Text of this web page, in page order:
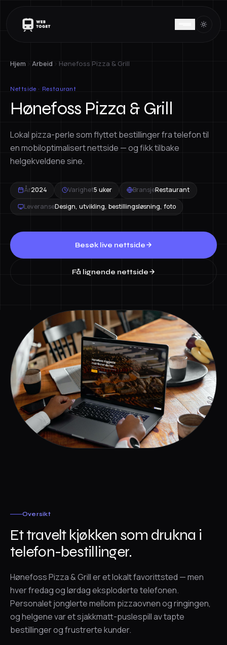
Hjem Arbeid Hønefoss Pizza & Grill
Nettside · Restaurant
Hønefoss Pizza & Grill
Lokal pizza-perle som flyttet bestillinger fra telefon til
en mobiloptimalisert nettside — og fikk tilbake
helgekveldene sine.
År2024 Varighet5 uker BransjeRestaurant
LeveranseDesign, utvikling, bestillingsløsning, foto
Besøk live nettside
Få lignende nettside
Oversikt
Et travelt kjøkken som drukna i
telefon-bestillinger.
Hønefoss Pizza & Grill er et lokalt favorittsted — men
hver fredag og lørdag eksploderte telefonen.
Personalet jonglerte mellom pizzaovnen og ringingen,
og helgene var et sjakkmatt-puslespill av tapte
bestillinger og frustrerte kunder.